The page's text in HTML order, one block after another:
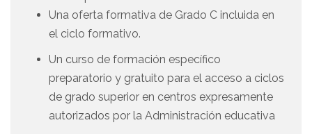
Una oferta formativa de Grado C incluida en
el ciclo formativo.
Un curso de formación específico
preparatorio y gratuito para el acceso a ciclos
de grado superior en centros expresamente
autorizados por la Administración educativa